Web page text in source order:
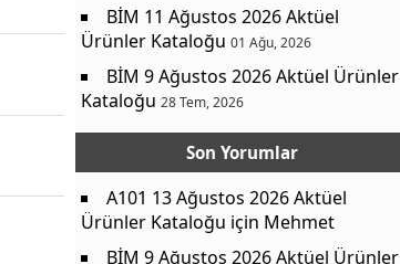
BİM 11 Ağustos 2026 Aktüel
Ürünler Kataloğu 01 Ağu, 2026
BİM 9 Ağustos 2026 Aktüel Ürünler
Kataloğu 28 Tem, 2026
Son Yorumlar
A101 13 Ağustos 2026 Aktüel
Ürünler Kataloğu için Mehmet
BİM 9 Ağustos 2026 Aktüel Ürünler